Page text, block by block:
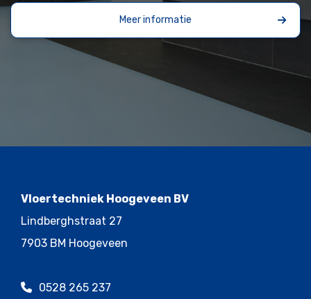
Meer informatie
Vloertechniek Hoogeveen BV
Lindberghstraat 27
7903 BM Hoogeveen
0528 265 237